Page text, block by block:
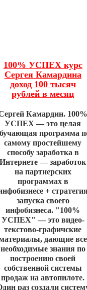
100% УСПЕХ курс
Сергея Камардина
доход 100 тысяч
рублей в месяц
Камардин. 100%
УСПЕХ — это целая
программа
самому простейшему
способу заработка в
Интернете — заработок
на партнерских
программах в
+
запуска своего
инфобизнеса. "100%
УСПЕХ" — это видео-
текстово-графичские
дающие все
необходимые знания по
построению своей
собственной системы
продаж на автопилоте.
раз создали